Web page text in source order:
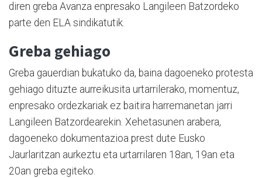
diren greba Avanza enpresako Langileen Batzordeko
parte den ELA sindikatutik.
Greba gehiago
Greba gauerdian bukatuko da, baina dagoeneko protesta
gehiago dituzte aurreikusita urtarrilerako, momentuz,
enpresako ordezkariak ez baitira harremanetan jarri
Langileen Batzordearekin. Xehetasunen arabera,
dagoeneko dokumentazioa prest dute Eusko
Jaurlaritzan aurkeztu eta urtarrilaren 18an, 19an eta
20an greba egiteko.